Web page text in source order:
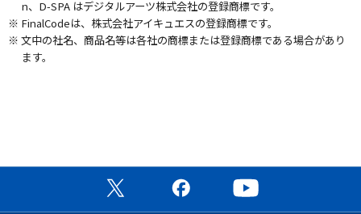
n、D-SPA はデジタルアーツ株式会社の登録商標です。
※ FinalCodeは、株式会社アイキュエスの登録商標です。
※ 文中の社名、商品名等は各社の商標または登録商標である場合があり
ます。
公式X（旧Twitter）ページ
公式Facebookページ